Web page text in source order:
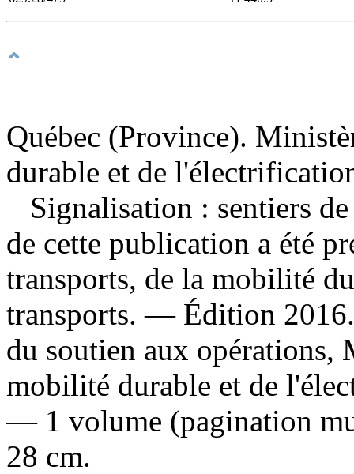
Québec (Province).
durable et de
Signalisation : sentiers
de cette publication a été
transports, de la mobilité
transports. — Édition
du soutien aux opérations,
mobilité durable et de
— 1 volume (pagination
28 cm.